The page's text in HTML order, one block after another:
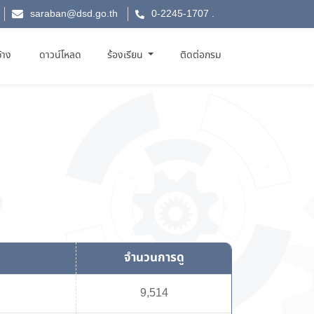
saraban@dsd.go.th 0-2245-1707 .
ง ดาวน์โหลด ร้องเรียน ติดต่อกรม
จำนวนการดู
9,514